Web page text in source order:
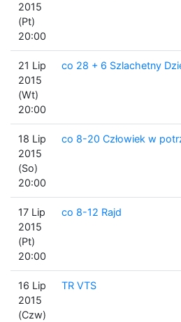
2015
(Pt)
20:00
21 Lip
2015
(Wt)
20:00
co 28 + 6 Szlachetny
18 Lip
2015
(So)
20:00
co 8-20 Człowiek w
17 Lip
2015
(Pt)
20:00
co 8-12 Rajd
16 Lip
2015
(Czw)
TR VTS